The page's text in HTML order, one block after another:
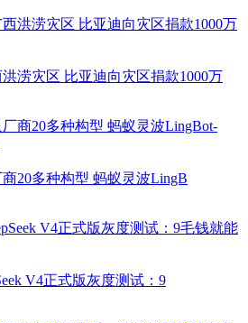
涝灾区 比亚迪向灾区捐款1000万
20多种构型 蚂蚁灵波LingB
V4正式版灰度测试：9